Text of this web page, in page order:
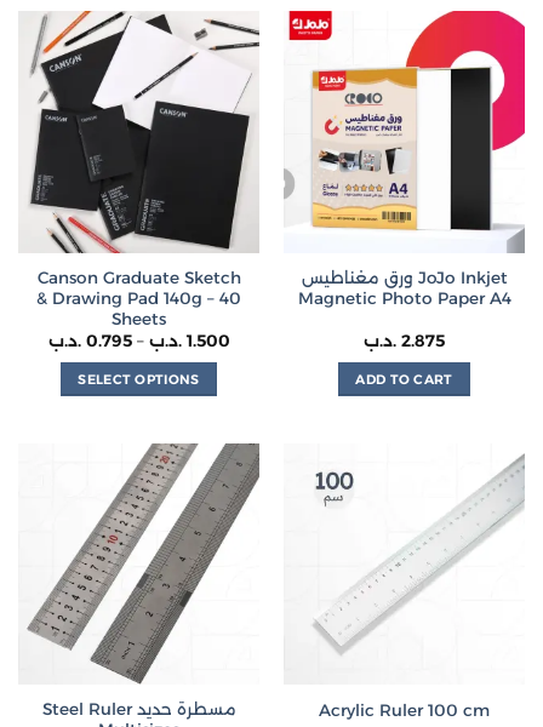
has
multiple
variants.
may
be
chosen
on
product
page
Canson Graduate Sketch
& Drawing Pad 140g – 40
Sheets
0.795 .د.ب – 1.500 .د.ب
Price
SELECT OPTIONS
has
multiple
variants.
The
options
may
be
chosen
on
the
product
ورق مغناطيس JoJo Inkjet
Magnetic Photo Paper A4
2.875 .د.ب
ADD TO CART
Steel Ruler مسطرة حديد
Acrylic Ruler 100 cm